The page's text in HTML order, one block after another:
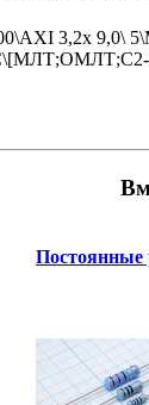
3,2x 9,0\
Постоянные